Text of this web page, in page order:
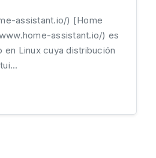
assistant.io/) [Home
assistant.io/) es
en Linux cuya distribución